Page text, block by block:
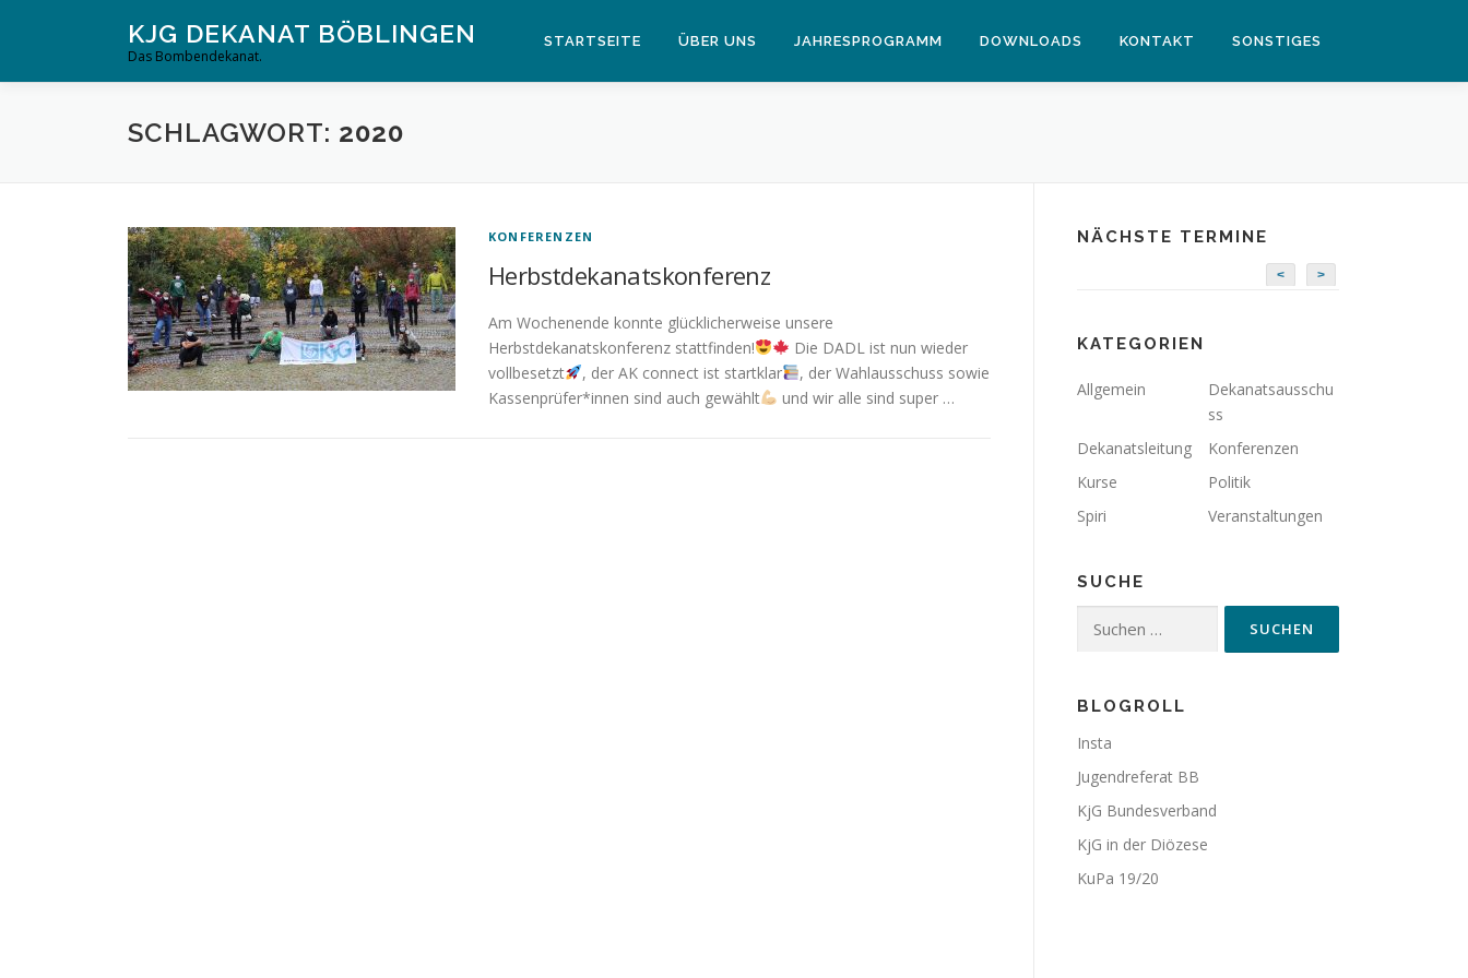
KJG DEKANAT BÖBLINGEN
Das Bombendekanat.
STARTSEITE ÜBER UNS JAHRESPROGRAMM DOWNLOADS KONTAKT SONSTIGES
SCHLAGWORT: 2020
KONFERENZEN
Herbstdekanatskonferenz
Am Wochenende konnte glücklicherweise unsere
Herbstdekanatskonferenz stattfinden!
Die DADL ist nun wieder
vollbesetzt
, der AK connect ist startklar
, der Wahlausschuss sowie
Kassenprüfer*innen sind auch gewählt
und wir alle sind super …
NÄCHSTE TERMINE
< >
KATEGORIEN
Allgemein
Dekanatsausschu
ss
Dekanatsleitung
Konferenzen
Kurse
Politik
Spiri
Veranstaltungen
SUCHE
nach:
BLOGROLL
Insta
Jugendreferat BB
KjG Bundesverband
KjG in der Diözese
KuPa 19/20